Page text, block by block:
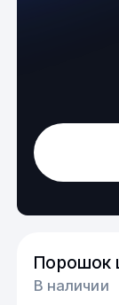
Порошок
В наличии